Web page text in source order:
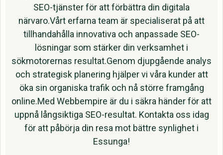
SEO-tjänster för att förbättra din digitala
närvaro.Vårt erfarna team är specialiserat på att
tillhandahålla innovativa och anpassade SEO-
lösningar som stärker din verksamhet i
sökmotorernas resultat.Genom djupgående analys
och strategisk planering hjälper vi våra kunder att
öka sin organiska trafik och nå större framgång
online.Med Webbempire är du i säkra händer för att
uppnå långsiktiga SEO-resultat. Kontakta oss idag
för att påbörja din resa mot bättre synlighet i
Essunga!